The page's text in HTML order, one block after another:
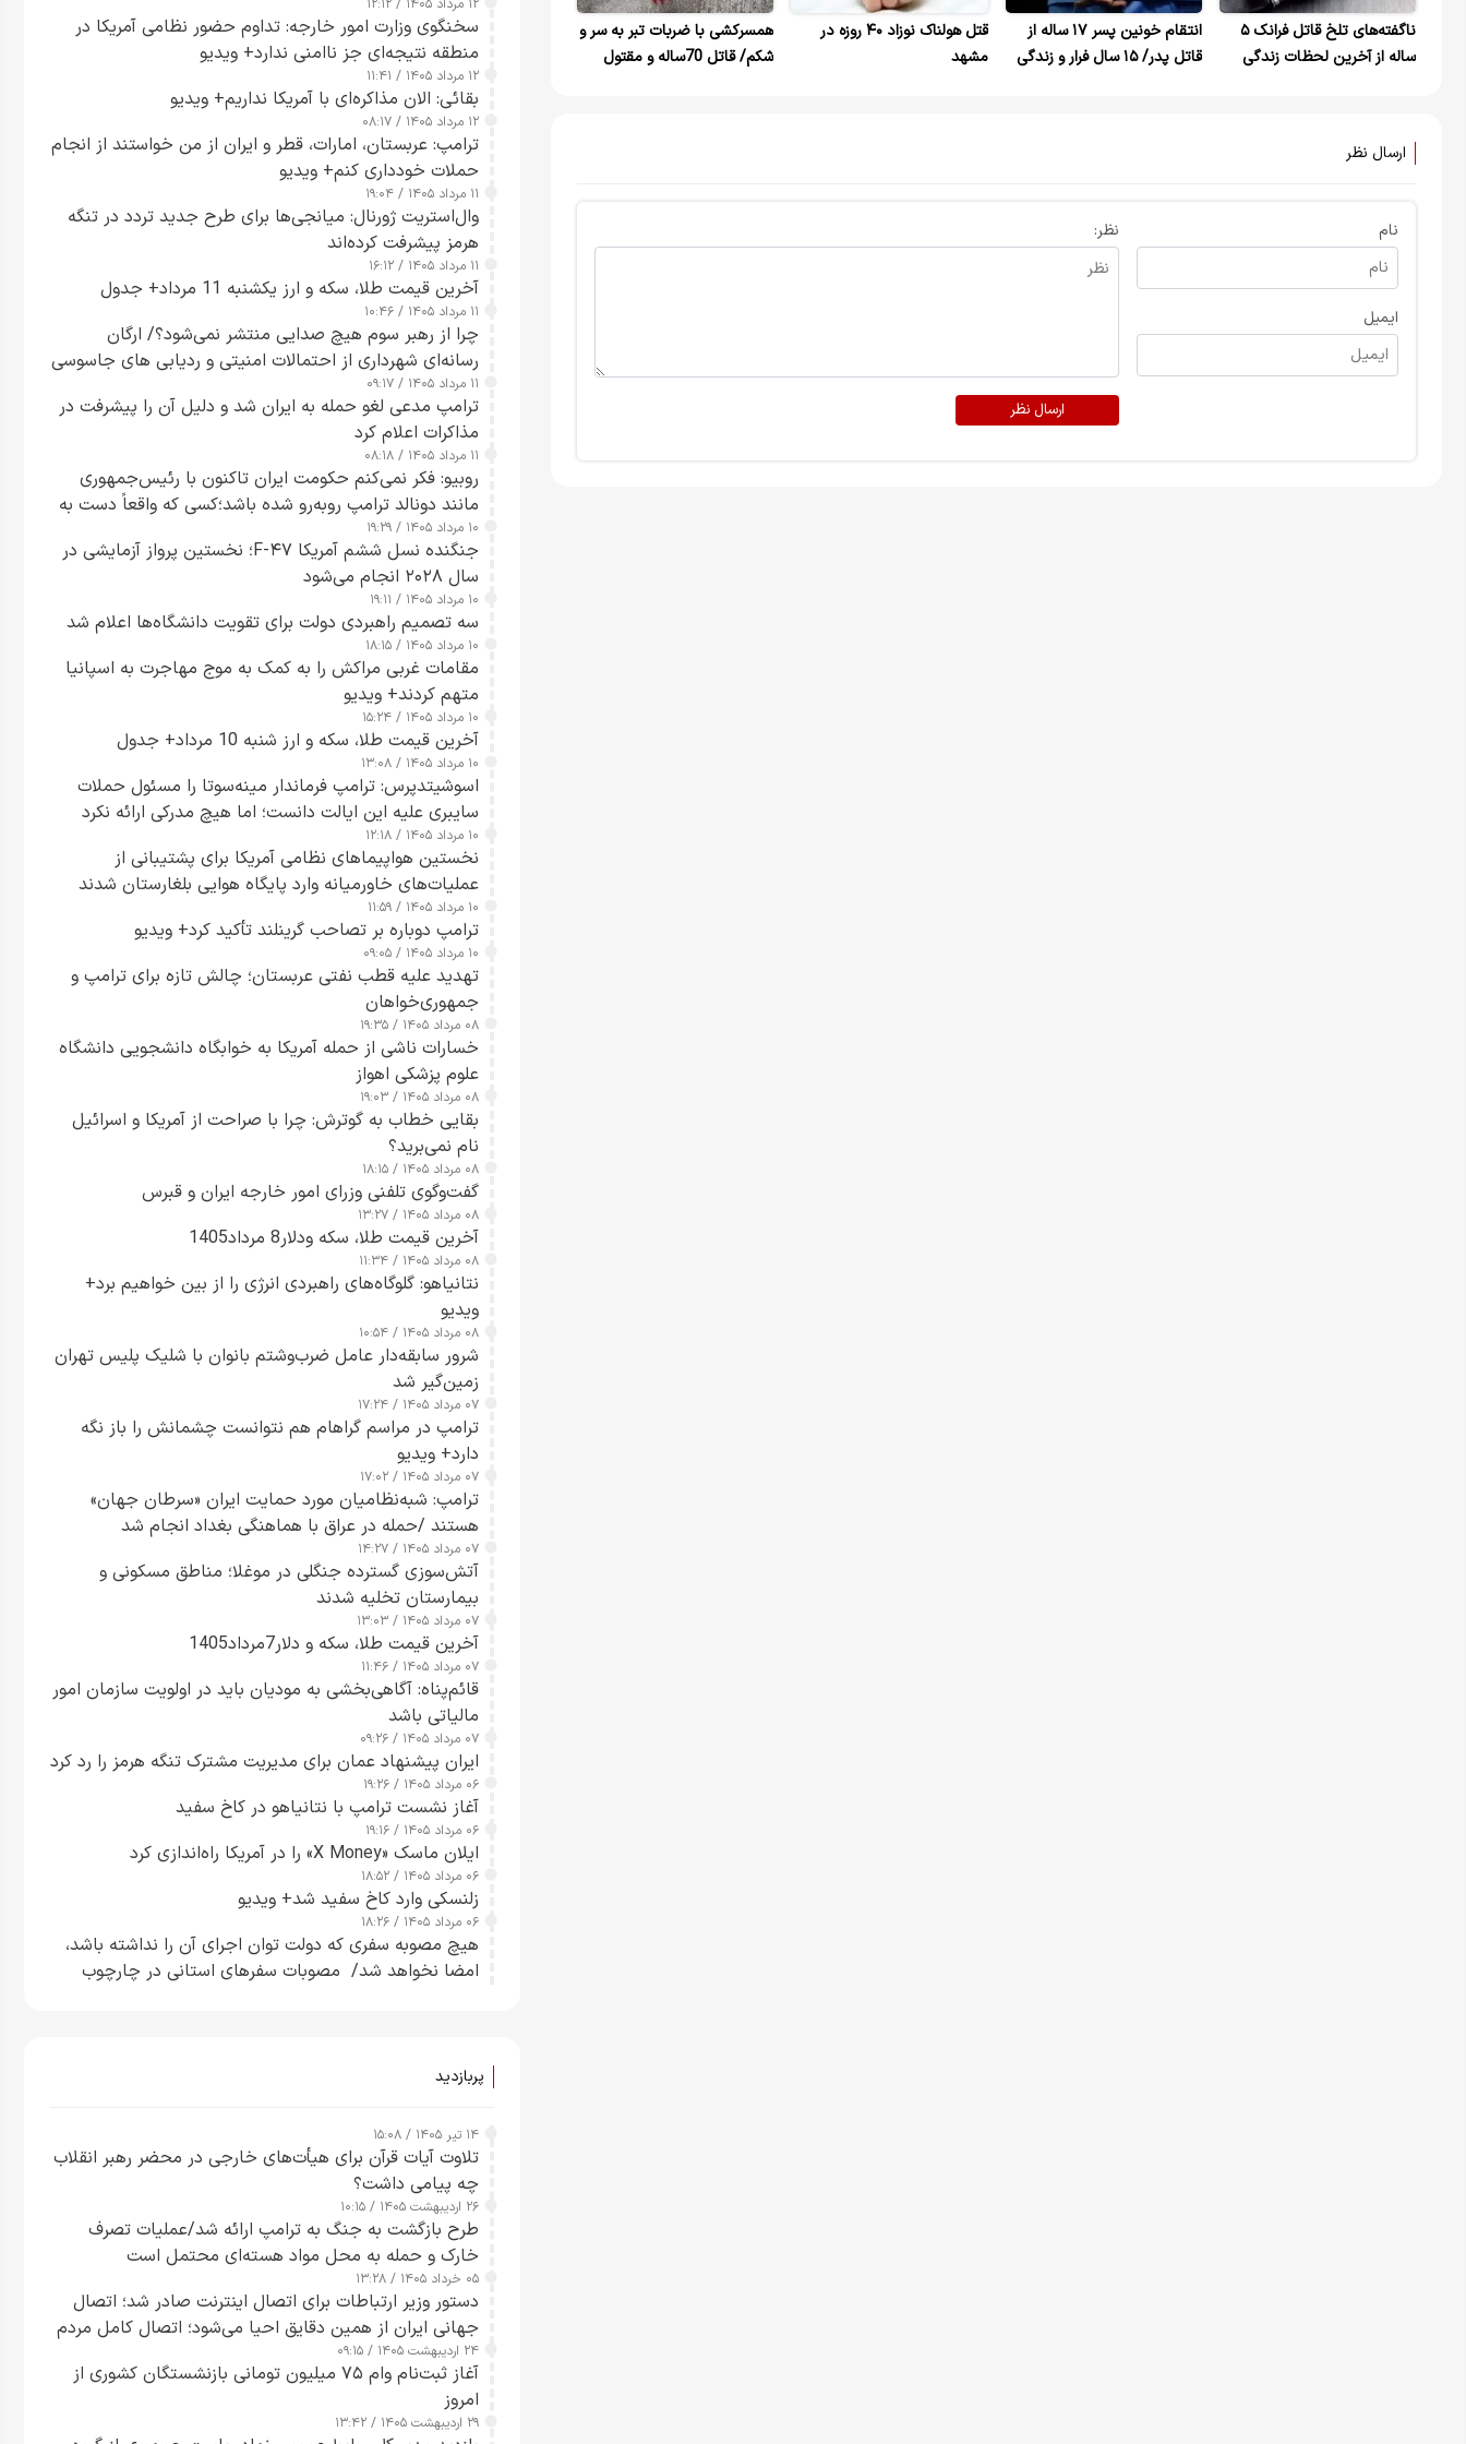
ناگفته‌های تلخ قاتل فرانک ۵
ساله از آخرین لحظات زندگی
انتقام خونین پسر ۱۷ ساله از
قاتل پدر/ ۱۵ سال فرار و زندگی
قتل هولناک نوزاد ۴۰ روزه در
مشهد
همسرکشی با ضربات تبر به سر و
شکم/ قاتل 70ساله و مقتول
ارسال نظر
نام
ایمیل
نظر:
ارسال نظر
۱۲ مرداد ۱۴۰۵ / ۱۲:۱۲
سخنگوی وزارت امور خارجه: تداوم حضور نظامی آمریکا در
منطقه نتیجه‌ای جز ناامنی ندارد+ ویدیو
۱۲ مرداد ۱۴۰۵ / ۱۱:۴۱
بقائی: الان مذاکره‌ای با آمریکا نداریم+ ویدیو
۱۲ مرداد ۱۴۰۵ / ۰۸:۱۷
ترامپ: عربستان، امارات، قطر و ایران از من خواستند از انجام
حملات خودداری کنم+ ویدیو
۱۱ مرداد ۱۴۰۵ / ۱۹:۰۴
وال‌استریت ژورنال: میانجی‌ها برای طرح جدید تردد در تنگه
هرمز پیشرفت کرده‌اند
۱۱ مرداد ۱۴۰۵ / ۱۶:۱۲
آخرین قیمت طلا، سکه و ارز یکشنبه 11 مرداد+ جدول
۱۱ مرداد ۱۴۰۵ / ۱۰:۴۶
چرا از رهبر سوم هیچ صدایی منتشر نمی‌شود؟/ ارگان
رسانه‌ای شهرداری از احتمالات امنیتی و ردیابی های جاسوسی
گفت
۱۱ مرداد ۱۴۰۵ / ۰۹:۱۷
ترامپ مدعی لغو حمله به ایران شد و دلیل آن را پیشرفت در
مذاکرات اعلام کرد
۱۱ مرداد ۱۴۰۵ / ۰۸:۱۸
روبیو: فکر نمی‌کنم حکومت ایران تاکنون با رئیس‌جمهوری
مانند دونالد ترامپ روبه‌رو شده باشد؛کسی که واقعاً دست به
اقدام می‌زند
۱۰ مرداد ۱۴۰۵ / ۱۹:۲۹
جنگنده نسل ششم آمریکا F-۴۷؛ نخستین پرواز آزمایشی در
سال ۲۰۲۸ انجام می‌شود
۱۰ مرداد ۱۴۰۵ / ۱۹:۱۱
سه تصمیم راهبردی دولت برای تقویت دانشگاه‌ها اعلام شد
۱۰ مرداد ۱۴۰۵ / ۱۸:۱۵
مقامات غربی مراکش را به کمک به موج مهاجرت به اسپانیا
متهم کردند+ ویدیو
۱۰ مرداد ۱۴۰۵ / ۱۵:۲۴
آخرین قیمت طلا، سکه و ارز شنبه 10 مرداد+ جدول
۱۰ مرداد ۱۴۰۵ / ۱۳:۰۸
اسوشیتدپرس: ترامپ فرماندار مینه‌سوتا را مسئول حملات
سایبری علیه این ایالت دانست؛ اما هیچ مدرکی ارائه نکرد
۱۰ مرداد ۱۴۰۵ / ۱۲:۱۸
نخستین هواپیماهای نظامی آمریکا برای پشتیبانی از
عملیات‌های خاورمیانه وارد پایگاه هوایی بلغارستان شدند
۱۰ مرداد ۱۴۰۵ / ۱۱:۵۹
ترامپ دوباره بر تصاحب گرینلند تأکید کرد+ ویدیو
۱۰ مرداد ۱۴۰۵ / ۰۹:۰۵
تهدید علیه قطب نفتی عربستان؛ چالش تازه برای ترامپ و
جمهوری‌خواهان
۰۸ مرداد ۱۴۰۵ / ۱۹:۳۵
خسارات ناشی از حمله آمریکا به خوابگاه دانشجویی دانشگاه
علوم پزشکی اهواز
۰۸ مرداد ۱۴۰۵ / ۱۹:۰۳
بقایی خطاب به گوترش: چرا با صراحت از آمریکا و اسرائیل
نام نمی‌برید؟
۰۸ مرداد ۱۴۰۵ / ۱۸:۱۵
گفت‌وگوی تلفنی وزرای امور خارجه ایران و قبرس
۰۸ مرداد ۱۴۰۵ / ۱۳:۲۷
آخرین قیمت طلا، سکه ودلار8 مرداد1405
۰۸ مرداد ۱۴۰۵ / ۱۱:۳۴
نتانیاهو: گلوگاه‌های راهبردی انرژی را از بین خواهیم برد+
ویدیو
۰۸ مرداد ۱۴۰۵ / ۱۰:۵۴
شرور سابقه‌دار عامل ضرب‌وشتم بانوان با شلیک پلیس تهران
زمین‌گیر شد
۰۷ مرداد ۱۴۰۵ / ۱۷:۲۴
ترامپ در مراسم گراهام هم نتوانست چشمانش را باز نگه
دارد+ ویدیو
۰۷ مرداد ۱۴۰۵ / ۱۷:۰۲
ترامپ: شبه‌نظامیان مورد حمایت ایران «سرطان جهان»
هستند /حمله در عراق با هماهنگی بغداد انجام شد
۰۷ مرداد ۱۴۰۵ / ۱۴:۲۷
آتش‌سوزی گسترده جنگلی در موغلا؛ مناطق مسکونی و
بیمارستان تخلیه شدند
۰۷ مرداد ۱۴۰۵ / ۱۳:۰۳
آخرین قیمت طلا، سکه و دلار7مرداد1405
۰۷ مرداد ۱۴۰۵ / ۱۱:۴۶
قائم‌پناه: آگاهی‌بخشی به مودیان باید در اولویت سازمان امور
مالیاتی باشد
۰۷ مرداد ۱۴۰۵ / ۰۹:۲۶
ایران پیشنهاد عمان برای مدیریت مشترک تنگه هرمز را رد کرد
۰۶ مرداد ۱۴۰۵ / ۱۹:۲۶
آغاز نشست ترامپ با نتانیاهو در کاخ سفید
۰۶ مرداد ۱۴۰۵ / ۱۹:۱۶
ایلان ماسک «X Money» را در آمریکا راه‌اندازی کرد
۰۶ مرداد ۱۴۰۵ / ۱۸:۵۲
زلنسکی وارد کاخ سفید شد+ ویدیو
۰۶ مرداد ۱۴۰۵ / ۱۸:۲۶
هیچ مصوبه سفری که دولت توان اجرای آن را نداشته باشد،
امضا نخواهد شد/ مصوبات سفرهای استانی در چارچوب
پربازدید
۱۴ تیر ۱۴۰۵ / ۱۵:۰۸
تلاوت آیات قرآن برای هیأت‌های خارجی در محضر رهبر انقلاب
چه پیامی داشت؟
۲۶ اردیبهشت ۱۴۰۵ / ۱۰:۱۵
طرح‌ بازگشت به جنگ به ترامپ ارائه شد/عملیات تصرف
خارک و حمله به محل مواد هسته‌ای محتمل است
۰۵ خرداد ۱۴۰۵ / ۱۳:۲۸
دستور وزیر ارتباطات برای اتصال اینترنت صادر شد؛ اتصال
جهانی ایران از همین دقایق احیا می‌شود؛ اتصال کامل مردم
تا ۲۴ ساعت آینده
۲۴ اردیبهشت ۱۴۰۵ / ۰۹:۱۵
آغاز ثبت‌نام وام ۷۵ میلیون تومانی بازنشستگان کشوری از
امروز
۲۹ اردیبهشت ۱۴۰۵ / ۱۳:۴۲